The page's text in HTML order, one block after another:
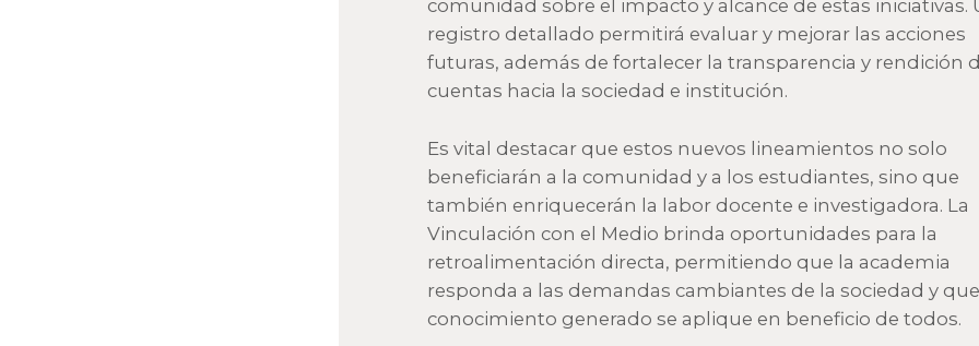
comunidad sobre el impacto y alcance de estas iniciativas.
registro detallado permitirá evaluar y mejorar las acciones
futuras, además de fortalecer la transparencia y rendición
cuentas hacia la sociedad e institución.
Es vital destacar que estos nuevos lineamientos no solo
beneficiarán a la comunidad y a los estudiantes, sino que
también enriquecerán la labor docente e investigadora. La
Vinculación con el Medio brinda oportunidades para la
retroalimentación directa, permitiendo que la academia
responda a las demandas cambiantes de la sociedad y
conocimiento generado se aplique en beneficio de todos.